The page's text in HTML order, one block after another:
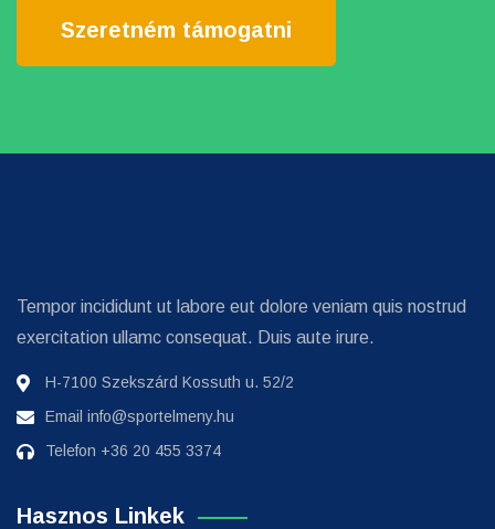
Szeretném támogatni
Tempor incididunt ut labore eut dolore veniam quis nostrud
exercitation ullamc consequat. Duis aute irure.
H-7100 Szekszárd Kossuth u. 52/2
Email info@sportelmeny.hu
Telefon +36 20 455 3374
Hasznos Linkek